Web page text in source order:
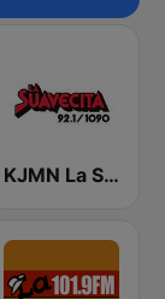
KJMN La Suavecita 92.1 FM